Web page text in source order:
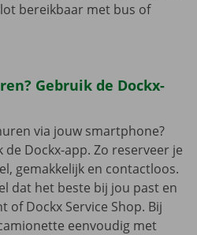
bereikbaar met bus of
Gebruik de Dockx-
via jouw smartphone?
Dockx-app. Zo reserveer je
gemakkelijk en contactloos.
dat het beste bij jou past en
of Dockx Service Shop. Bij
eenvoudig met